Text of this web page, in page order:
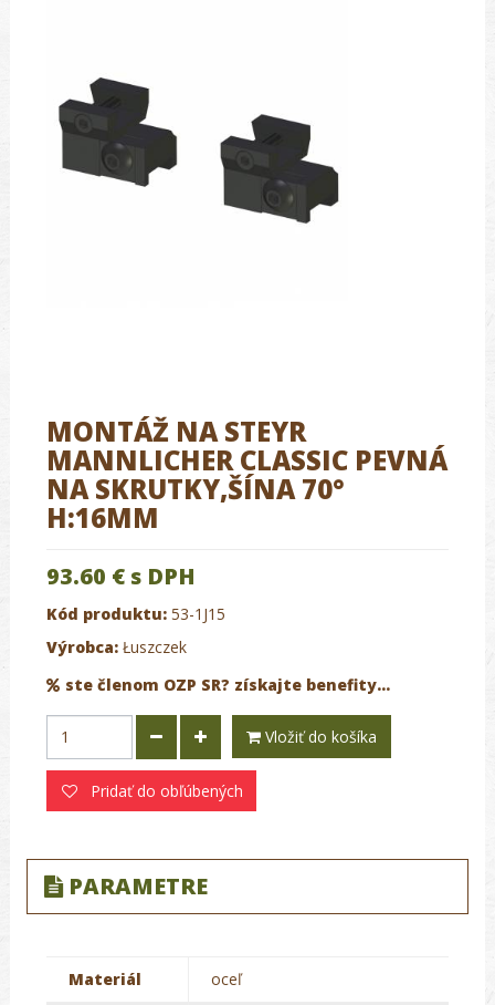
MONTÁŽ NA STEYR
MANNLICHER CLASSIC PEVNÁ
NA SKRUTKY,ŠÍNA 70°
H:16MM
93.60 € s DPH
Kód produktu: 53-1J15
Výrobca: Łuszczek
ste členom OZP SR? získajte benefity...
Vložiť do košíka
Pridať do obľúbených
PARAMETRE
Materiál oceľ